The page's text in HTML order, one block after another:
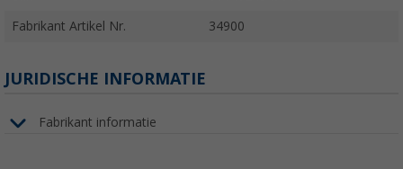
Fabrikant Artikel Nr. 34900
JURIDISCHE INFORMATIE
Fabrikant informatie